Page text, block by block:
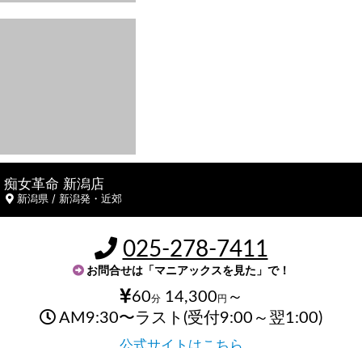
痴女革命 新潟店
新潟県 / 新潟発・近郊
025-278-7411
お問合せは「マニアックスを見た」で！
60分14,300 円 ～
AM9:30〜ラスト(受付9:00～翌1:00)
公式サイトはこちら